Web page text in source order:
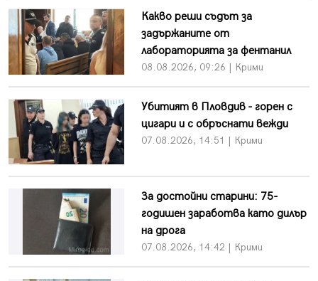
Какво реши съдът за
задържаните от
лабораторията за фентанил
08.08.2026, 09:26 | Крими
Убитият в Пловдив - горен с
цигари и с обръснати вежди
07.08.2026, 14:51 | Крими
За достойни старини: 75-
годишен заработва като дилър
на дрога
07.08.2026, 14:42 | Крими